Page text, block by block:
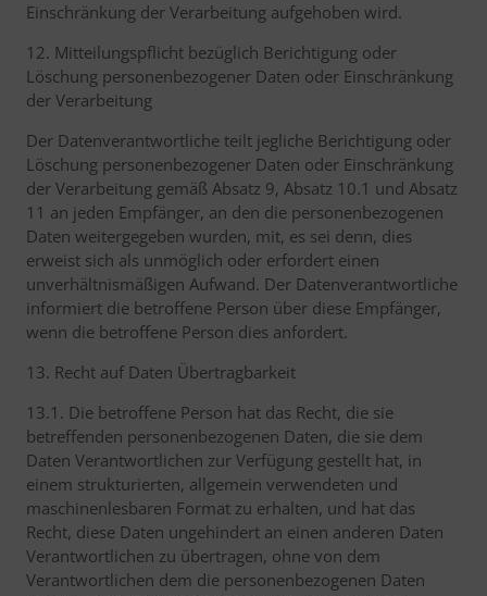
Einschränkung der Verarbeitung aufgehoben wird.
12. Mitteilungspflicht bezüglich Berichtigung oder
Löschung personenbezogener Daten oder Einschränkung
der Verarbeitung
Der Datenverantwortliche teilt jegliche Berichtigung oder
Löschung personenbezogener Daten oder Einschränkung
der Verarbeitung gemäß Absatz 9, Absatz 10.1 und Absatz
11 an jeden Empfänger, an den die personenbezogenen
Daten weitergegeben wurden, mit, es sei denn, dies
erweist sich als unmöglich oder erfordert einen
unverhältnismäßigen Aufwand. Der Datenverantwortliche
informiert die betroffene Person über diese Empfänger,
wenn die betroffene Person dies anfordert.
13. Recht auf Daten Übertragbarkeit
13.1. Die betroffene Person hat das Recht, die sie
betreffenden personenbezogenen Daten, die sie dem
Daten Verantwortlichen zur Verfügung gestellt hat, in
einem strukturierten, allgemein verwendeten und
maschinenlesbaren Format zu erhalten, und hat das
Recht, diese Daten ungehindert an einen anderen Daten
Verantwortlichen zu übertragen, ohne von dem
Verantwortlichen dem die personenbezogenen Daten